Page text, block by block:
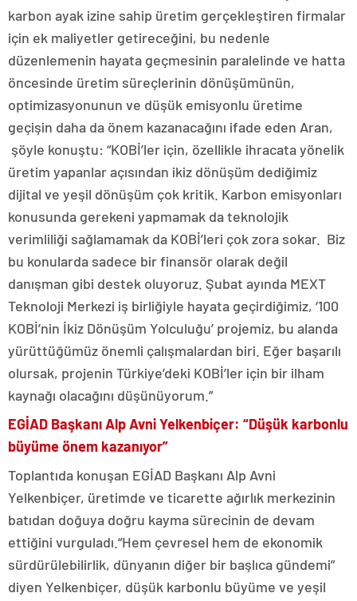
karbon ayak izine sahip üretim gerçekleştiren firmalar
için ek maliyetler getireceğini, bu nedenle
düzenlemenin hayata geçmesinin paralelinde ve hatta
öncesinde üretim süreçlerinin dönüşümünün,
optimizasyonunun ve düşük emisyonlu üretime
geçişin daha da önem kazanacağını ifade eden Aran,
şöyle konuştu: “KOBİ’ler için, özellikle ihracata yönelik
üretim yapanlar açısından ikiz dönüşüm dediğimiz
dijital ve yeşil dönüşüm çok kritik. Karbon emisyonları
konusunda gerekeni yapmamak da teknolojik
verimliliği sağlamamak da KOBİ’leri çok zora sokar. Biz
bu konularda sadece bir finansör olarak değil
danışman gibi destek oluyoruz. Şubat ayında MEXT
Teknoloji Merkezi iş birliğiyle hayata geçirdiğimiz, ‘100
KOBİ’nin İkiz Dönüşüm Yolculuğu’ projemiz, bu alanda
yürüttüğümüz önemli çalışmalardan biri. Eğer başarılı
olursak, projenin Türkiye’deki KOBİ’ler için bir ilham
kaynağı olacağını düşünüyorum.”
EGİAD Başkanı Alp Avni Yelkenbiçer: “Düşük karbonlu
büyüme önem kazanıyor”
Toplantıda konuşan EGİAD Başkanı Alp Avni
Yelkenbiçer, üretimde ve ticarette ağırlık merkezinin
batıdan doğuya doğru kayma sürecinin de devam
ettiğini vurguladı.“Hem çevresel hem de ekonomik
sürdürülebilirlik, dünyanın diğer bir başlıca gündemi”
diyen Yelkenbiçer, düşük karbonlu büyüme ve yeşil